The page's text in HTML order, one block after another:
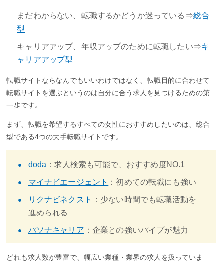
まだわからない、転職するかどうか迷っている⇒総合
型
キャリアアップ、年収アップのために転職したい⇒キ
ャリアアップ型
転職サイトならなんでもいいわけではなく、転職目的に合わせて
転職サイトを選ぶというのは自分に合う求人を見つけるための第
一歩です。
まず、転職を希望するすべての女性におすすめしたいのは、総合
型である4つの大手転職サイトです。
doda ：求人検索も可能で、おすすめ度NO.1
マイナビエージェント ：初めての転職にも強い
リクナビネクスト
：少ない時間でも転職活動を
進められる
パソナキャリア ：企業との強いパイプが魅力
どれも求人数が豊富で、幅広い業種・業界の求人を扱っていま